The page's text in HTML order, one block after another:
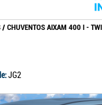
/ CHUVENTOS AIXAM 400 I -
JG2